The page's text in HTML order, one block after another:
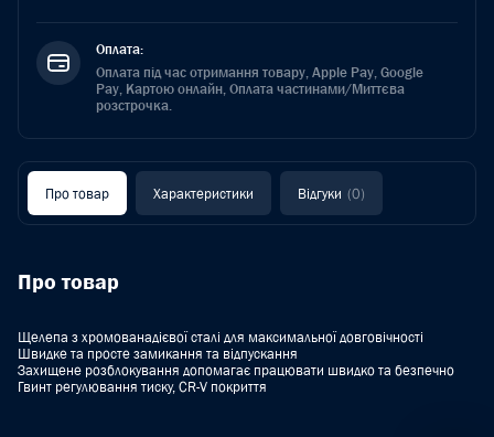
Оплата:
Оплата під час отримання товару, Apple Pay, Google
Pay, Картою онлайн, Оплата частинами/Миттєва
розстрочка.
Про товар Характеристики Відгуки (0)
Про товар
Щелепа з хромованадієвої сталі для максимальної довговічності
Швидке та просте замикання та відпускання
Захищене розблокування допомагає працювати швидко та безпечно
Гвинт регулювання тиску, CR-V покриття